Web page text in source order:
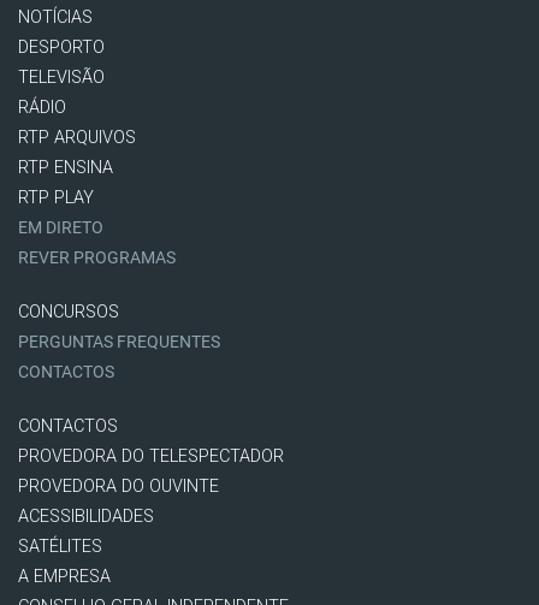
NOTÍCIAS
DESPORTO
TELEVISÃO
RÁDIO
RTP ARQUIVOS
RTP ENSINA
RTP PLAY
EM DIRETO
REVER PROGRAMAS
CONCURSOS
PERGUNTAS FREQUENTES
CONTACTOS
CONTACTOS
PROVEDORA DO TELESPECTADOR
PROVEDORA DO OUVINTE
ACESSIBILIDADES
SATÉLITES
A EMPRESA